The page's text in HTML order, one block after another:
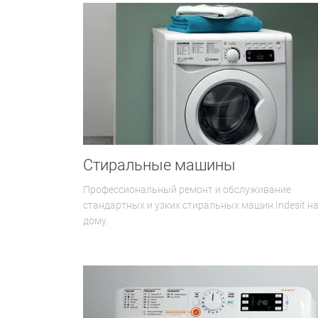
Стиральные машины
Профессиональный ремонт и обслуживание
стандартных и узких стиральных машин Indesit на
дому.